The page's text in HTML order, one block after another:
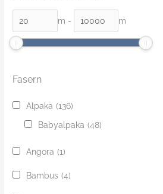
m - m
Fasern
Alpaka (136)
Babyalpaka (48)
Angora (1)
Bambus (4)